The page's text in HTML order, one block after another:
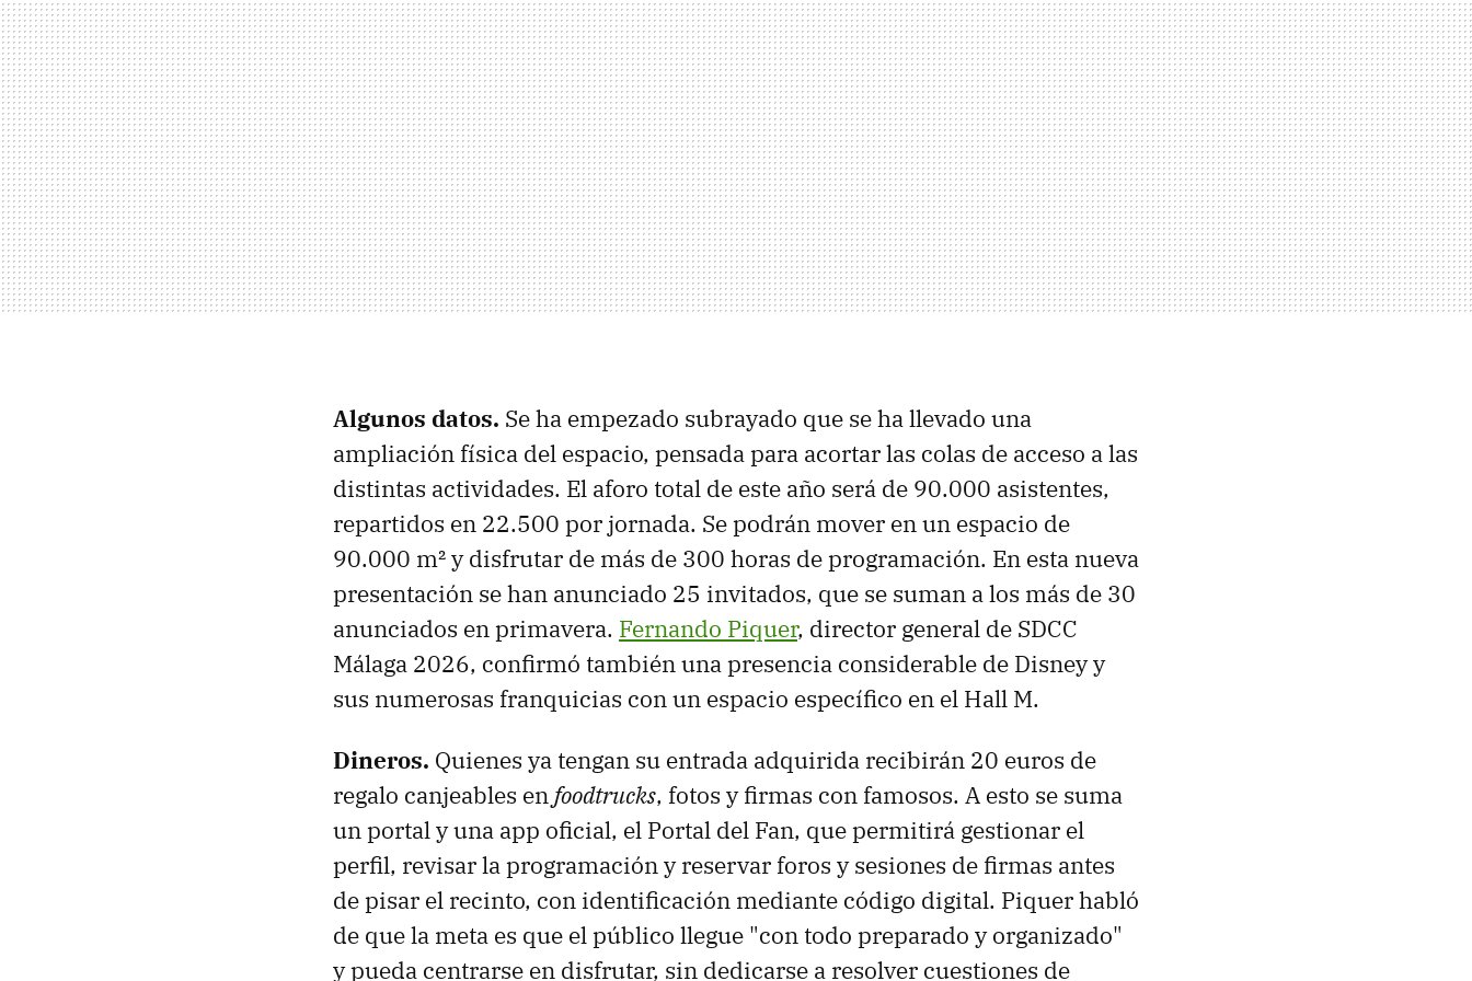
Algunos datos. Se ha empezado subrayado que se ha llevado una
ampliación física del espacio, pensada para acortar las colas de acceso a las
distintas actividades. El aforo total de este año será de 90.000 asistentes,
repartidos en 22.500 por jornada. Se podrán mover en un espacio de
90.000 m² y disfrutar de más de 300 horas de programación. En esta nueva
presentación se han anunciado 25 invitados, que se suman a los más de 30
anunciados en primavera. Fernando Piquer, director general de SDCC
Málaga 2026, confirmó también una presencia considerable de Disney y
sus numerosas franquicias con un espacio específico en el Hall M.
Dineros. Quienes ya tengan su entrada adquirida recibirán 20 euros de
regalo canjeables enfoodtrucks, fotos y firmas con famosos. A esto se suma
un portal y una app oficial, el Portal del Fan, que permitirá gestionar el
perfil, revisar la programación y reservar foros y sesiones de firmas antes
de pisar el recinto, con identificación mediante código digital. Piquer habló
de que la meta es que el público llegue "con todo preparado y organizado"
y pueda centrarse en disfrutar, sin dedicarse a resolver cuestiones de